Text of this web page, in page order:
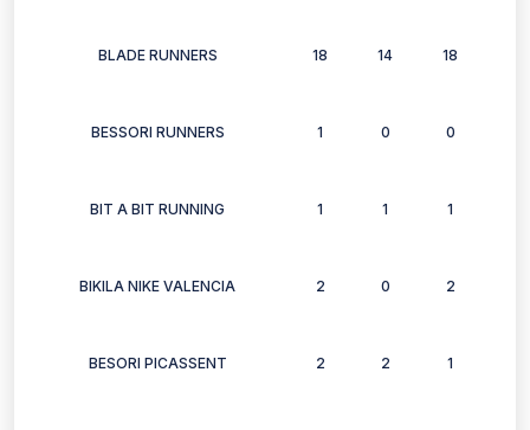
BLADE RUNNERS 18 14 18
BESSORI RUNNERS 1 0 0
BIT A BIT RUNNING 1 1 1
BIKILA NIKE VALENCIA 2 0 2
BESORI PICASSENT 2 2 1